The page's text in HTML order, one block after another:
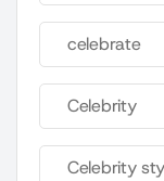
celebrate
Celebrity
Celebrity